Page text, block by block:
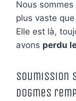
Nous
plus vaste
Elle est là,
avons perdu
Soumission
dogmes